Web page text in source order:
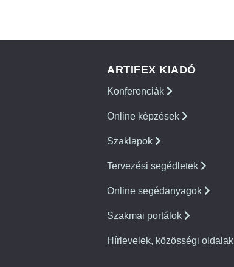
ARTIFEX KIADÓ
Konferenciák
Online képzések
Szaklapok
Tervezési segédletek
Online segédanyagok
Szakmai portálok
Hírlevelek, közösségi oldalak